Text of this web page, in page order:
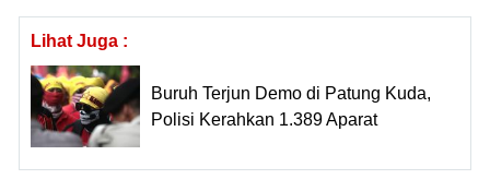
Lihat Juga :
Buruh Terjun Demo di Patung Kuda,
Polisi Kerahkan 1.389 Aparat